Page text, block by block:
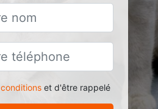
conditionset d'être rappelé